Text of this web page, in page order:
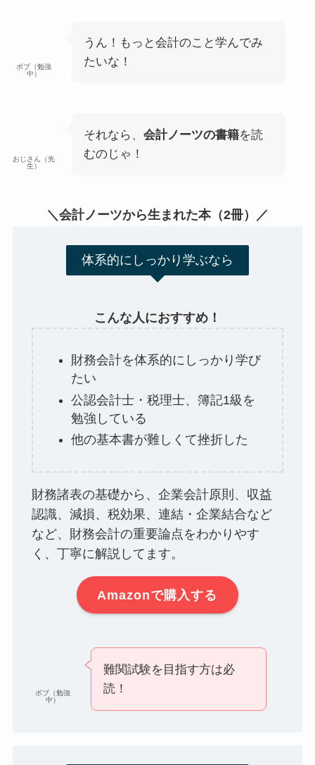
ボブ（勉強
中）
うん！もっと会計のこと学んでみ
たいな！
おじさん（先
生）
それなら、 会計ノーツの書籍を読
むのじゃ！
＼会計ノーツから生まれた本（2冊）／
体系的にしっかり学ぶなら
こんな人におすすめ！
財務会計を体系的にしっかり学び
たい
公認会計士・税理士、簿記1級を
勉強している
他の基本書が難しくて挫折した
財務諸表の基礎から、企業会計原則、収益
認識、減損、税効果、連結・企業結合など
など、財務会計の重要論点をわかりやす
く、丁寧に解説してます。
Amazonで購入する
ボブ（勉強
中）
難関試験を目指す方は必
読！